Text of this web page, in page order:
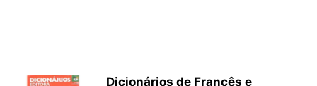
Dicionários de Francês e